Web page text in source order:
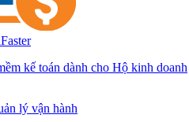
kế toán dành cho Hộ kinh doanh
lý vận hành